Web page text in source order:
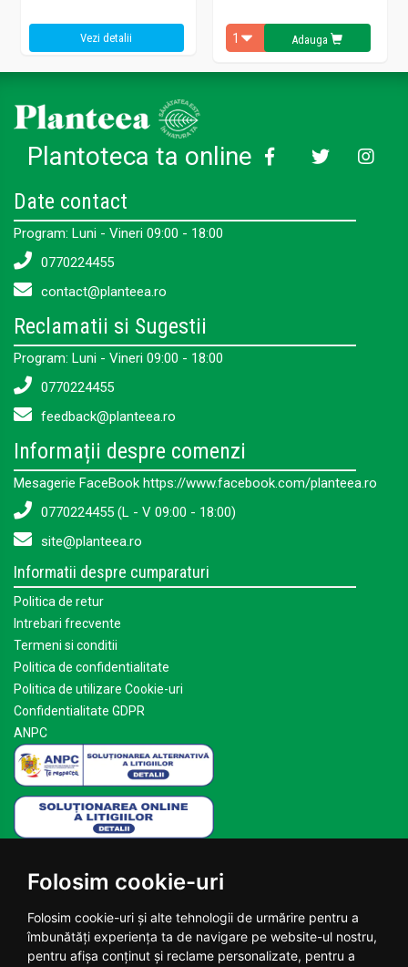
Folosim cookie-uri
Folosim cookie-uri și alte tehnologii de urmărire pentru a
îmbunătăți experiența ta de navigare pe website-ul nostru,
pentru afișa conținut și reclame personalizate, pentru a
Vezi detalii Adauga
Plantoteca ta online
Date contact
Program: Luni - Vineri 09:00 - 18:00
0770224455
contact@planteea.ro
Reclamatii si Sugestii
Program: Luni - Vineri 09:00 - 18:00
0770224455
feedback@planteea.ro
Informații despre comenzi
Mesagerie FaceBook https://www.facebook.com/planteea.ro
0770224455 (L - V 09:00 - 18:00)
site@planteea.ro
Informatii despre cumparaturi
Politica de retur
Intrebari frecvente
Termeni si conditii
Politica de confidentialitate
Politica de utilizare Cookie-uri
Confidentialitate GDPR
ANPC
Acasa
Despre noi
Blog
Contact